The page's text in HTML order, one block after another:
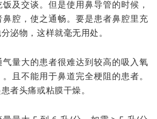
及交谈。但是使用鼻导管的时候，
腔，使之通畅。要是患者鼻腔里充
泌物，这样就毫无用处。
量大的患者很难达到较高的吸入氧
且不能用于鼻道完全梗阻的患者。
者头痛或粘膜干燥。